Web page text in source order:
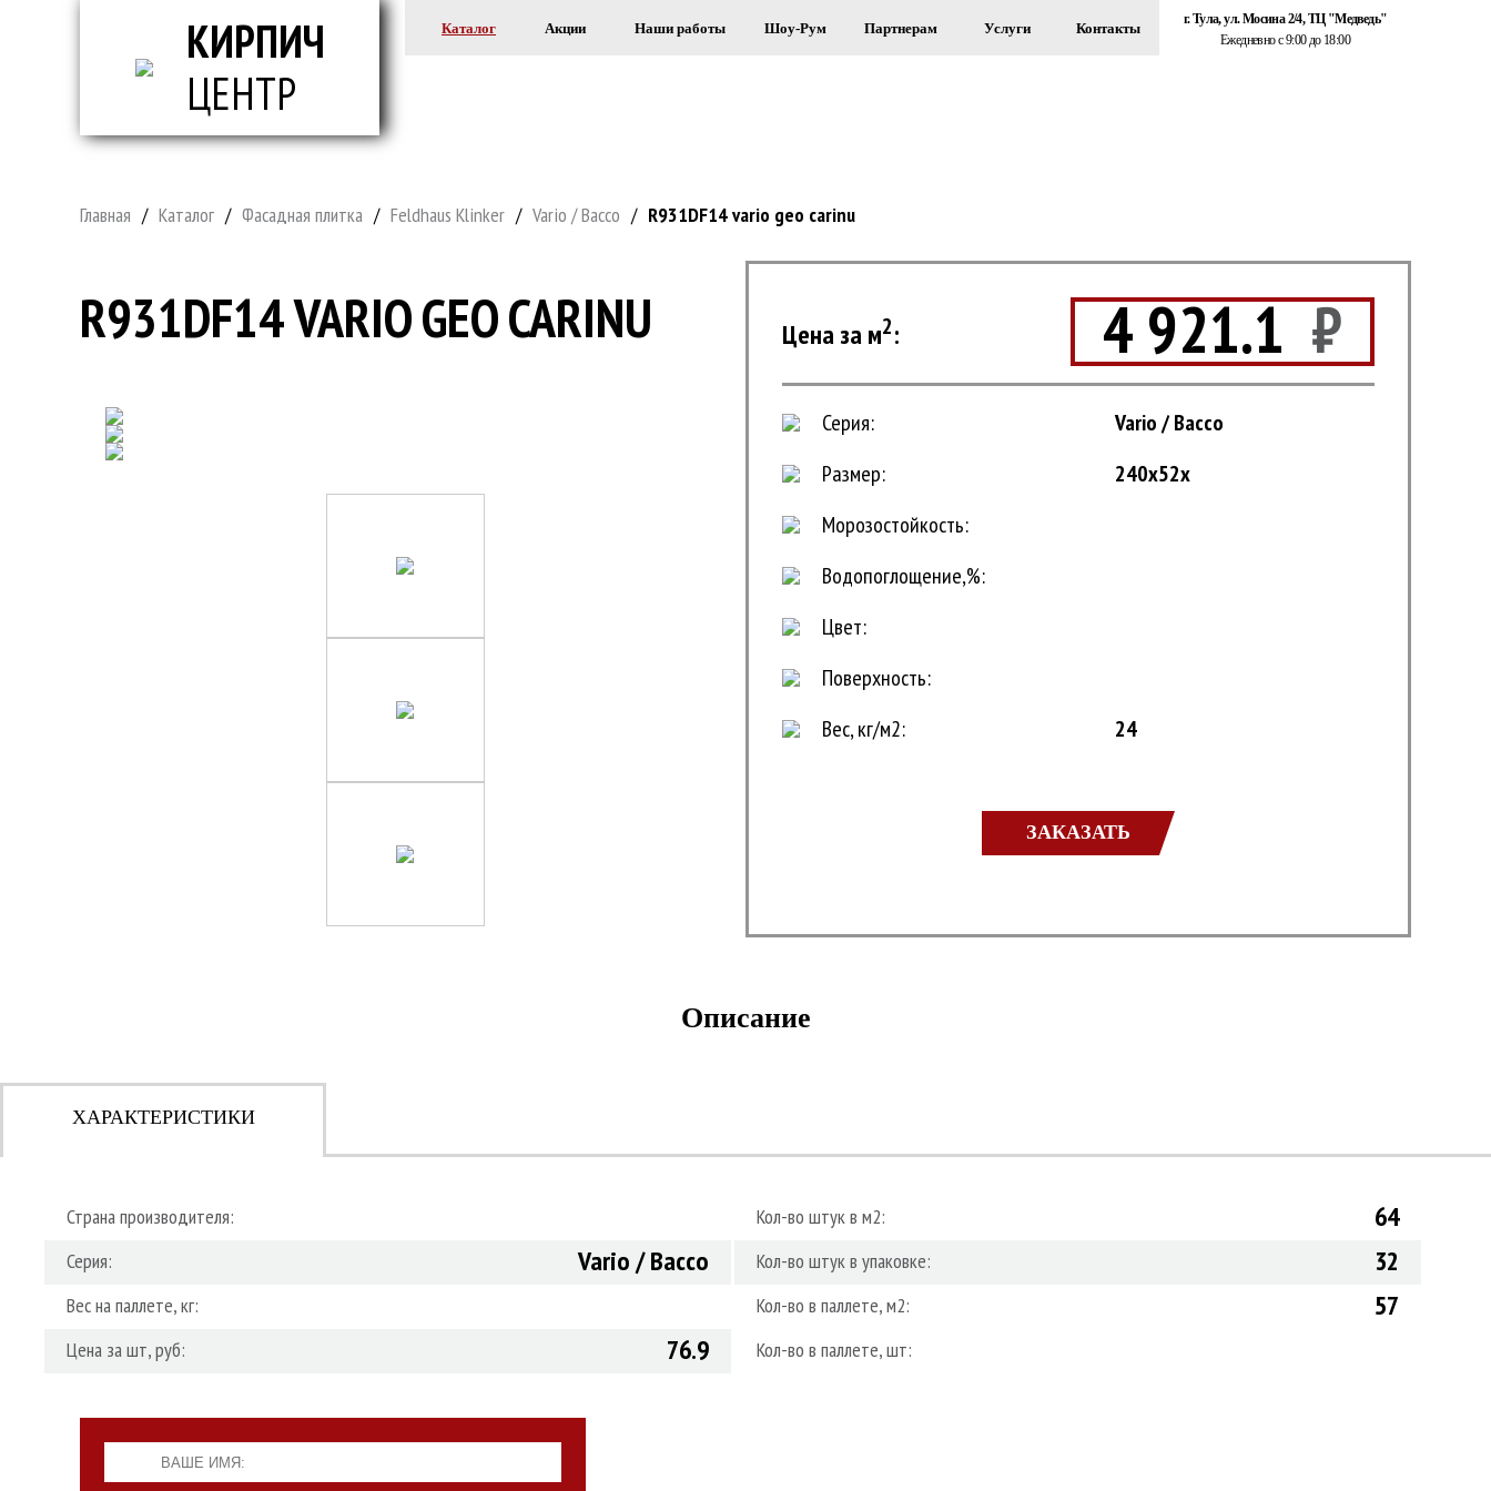
КИРПИЧ
ЦЕНТР
Каталог Акции Наши работы Шоу-Рум Партнерам Услуги Контакты
г. Тула, ул. Мосина 2/4, ТЦ "Медведь"
Ежедневно с 9:00 до 18:00
Главная / Каталог / Фасадная плитка / Feldhaus Klinker / Vario / Bacco / R931DF14 vario geo carinu
R931DF14 VARIO GEO CARINU Цена за м2: 4 921.1₽
Серия:
Vario / Bacco
Размер:
240x52x
Морозостойкость:
Водопоглощение,%:
Цвет:
Поверхность:
Вес, кг/м2:
24
ЗАКАЗАТЬ
Описание
ХАРАКТЕРИСТИКИ
Страна производителя:
Серия:
Vario / Bacco
Вес на паллете, кг:
Цена за шт, руб:
76.9
Кол-во штук в м2: 64
Кол-во штук в упаковке: 32
Кол-во в паллете, м2: 57
Кол-во в паллете, шт: